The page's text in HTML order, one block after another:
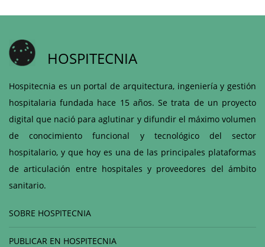
HOSPITECNIA
Hospitecnia es un portal de arquitectura, ingeniería y gestión
hospitalaria fundada hace 15 años. Se trata de un proyecto
digital que nació para aglutinar y difundir el máximo volumen
de conocimiento funcional y tecnológico del sector
hospitalario, y que hoy es una de las principales plataformas
de articulación entre hospitales y proveedores del ámbito
sanitario.
SOBRE HOSPITECNIA
PUBLICAR EN HOSPITECNIA